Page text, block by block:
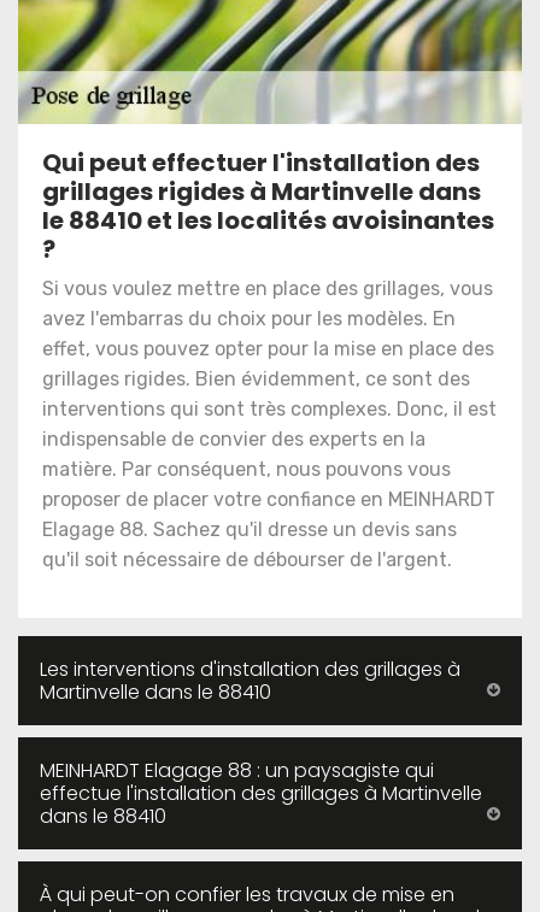
Qui peut effectuer l'installation des
grillages rigides à Martinvelle dans
le 88410 et les localités avoisinantes
?
Si vous voulez mettre en place des grillages, vous
avez l'embarras du choix pour les modèles. En
effet, vous pouvez opter pour la mise en place des
grillages rigides. Bien évidemment, ce sont des
interventions qui sont très complexes. Donc, il est
indispensable de convier des experts en la
matière. Par conséquent, nous pouvons vous
proposer de placer votre confiance en MEINHARDT
Elagage 88. Sachez qu'il dresse un devis sans
qu'il soit nécessaire de débourser de l'argent.
Les interventions d'installation des grillages à
Martinvelle dans le 88410
MEINHARDT Elagage 88 : un paysagiste qui
effectue l'installation des grillages à Martinvelle
dans le 88410
À qui peut-on confier les travaux de mise en